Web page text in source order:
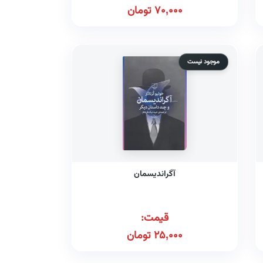
70,000تومان
موجود نیست
آگراندیسمان
قیمت:
25,000تومان